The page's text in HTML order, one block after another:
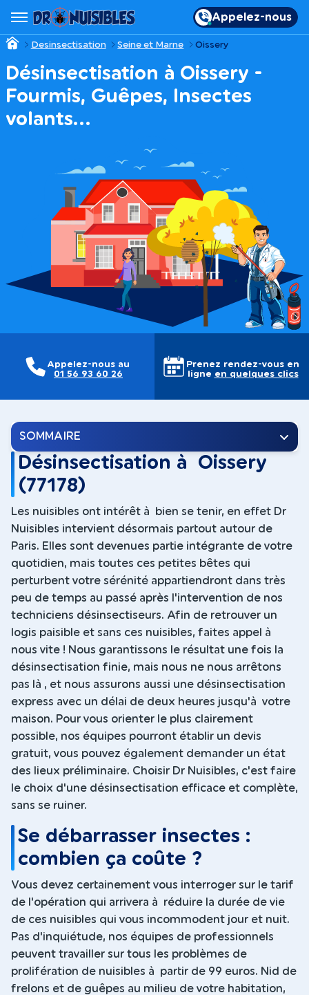
Appelez-nous
Desinsectisation Seine et Marne Oissery
Désinsectisation à Oissery -
Fourmis, Guêpes, Insectes
volants…
Appelez-nous au
01 56 93 60 26
Prenez rendez-vous en
ligne en quelques clics
SOMMAIRE
Désinsectisation à Oissery
(77178)
Les nuisibles ont intérêt à bien se tenir, en effet Dr
Nuisibles intervient désormais partout autour de
Paris. Elles sont devenues partie intégrante de votre
quotidien, mais toutes ces petites bêtes qui
perturbent votre sérénité appartiendront dans très
peu de temps au passé après l'intervention de nos
techniciens désinsectiseurs. Afin de retrouver un
logis paisible et sans ces nuisibles, faites appel à
nous vite ! Nous garantissons le résultat une fois la
désinsectisation finie, mais nous ne nous arrêtons
pas là , et nous assurons aussi une désinsectisation
express avec un délai de deux heures jusqu'à votre
maison. Pour vous orienter le plus clairement
possible, nos équipes pourront établir un devis
gratuit, vous pouvez également demander un état
des lieux préliminaire. Choisir Dr Nuisibles, c'est faire
le choix d'une désinsectisation efficace et complète,
sans se ruiner.
Se débarrasser insectes :
combien ça coûte ?
Vous devez certainement vous interroger sur le tarif
de l'opération qui arrivera à réduire la durée de vie
de ces nuisibles qui vous incommodent jour et nuit.
Pas d'inquiétude, nos équipes de professionnels
peuvent travailler sur tous les problèmes de
prolifération de nuisibles à partir de 99 euros. Nid de
frelons et de guêpes au milieu de votre habitation,